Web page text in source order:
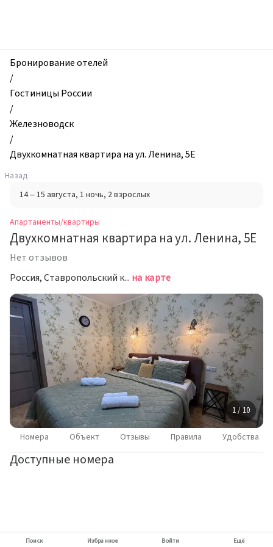
и
квартиры,
Двухкомнатная
квартира
на
ул.
Ленина,
5Е,
Железноводск,
Россия
Бронирование отелей
/
Гостиницы России
/
Железноводск
/
Двухкомнатная квартира на ул. Ленина, 5Е
Назад
14 – 15 августа, 1 ночь, 2 взрослых
Апартаменты/квартиры
Двухкомнатная квартира на ул. Ленина, 5Е
Нет отзывов
Россия, Ставропольский край, Железноводск, улица Ленина, 5Е на карте
1 / 10
Номера Объект Отзывы Правила Удобства
Доступные номера
Поиск Избранное Войти Ещё